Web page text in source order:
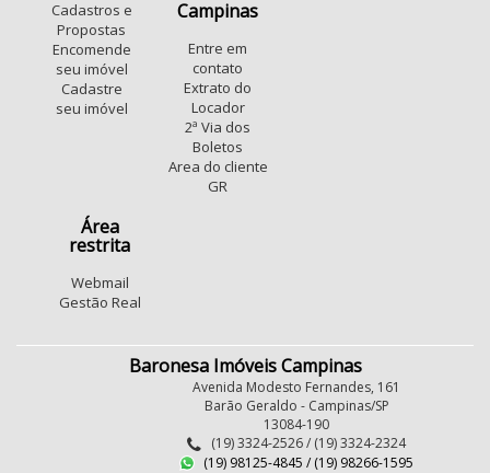
Jardim Santa Terezinha (Nova Veneza)
Parque Imperador
Jardim Samambaia
Jardim Novo Barão Geraldo
Vila Industrial (Campinas)
sousas
Jardim Carlos Lourenço
Conjunto Habitacional Vila Reggio
Conjunto Mauro Marcondes
Loteamento Chácaras Vale das Garças
Chácara Primavera
Fundacao da Casa Popular
Cadastros e
Propostas
Encomende
seu imóvel
Cadastre
seu imóvel
Campinas
Entre em
contato
Extrato do
Locador
2ª Via dos
Boletos
Area do cliente
GR
Área
restrita
Webmail
Gestão Real
Baronesa Imóveis Campinas
Avenida Modesto Fernandes, 161
Barão Geraldo - Campinas/SP
13084-190
(19) 3324-2526 / (19) 3324-2324
(19) 98125-4845 / (19) 98266-1595